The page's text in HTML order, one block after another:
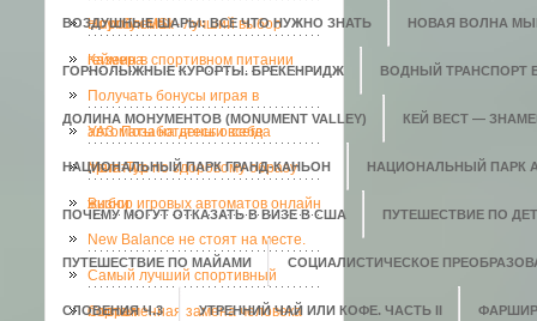
ВОЗДУШНЫЕ ШАРЫ: ВСЕ ЧТО НУЖНО ЗНАТЬ НОВАЯ ВОЛНА
ГОРНОЛЫЖНЫЕ КУРОРТЫ. БРЕКЕНРИДЖ ВОДНЫЙ ТРАНСПОРТ
ДОЛИНА МОНУМЕНТОВ (MONUMENT VALLEY) КЕЙ ВЕСТ —
НАЦИОНАЛЬНЫЙ ПАРК ГРАНД-КАНЬОН НАЦИОНАЛЬНЫЙ ПАРК
ПОЧЕМУ МОГУТ ОТКАЗАТЬ В ВИЗЕ В США ПУТЕШЕСТВИЕ ПО
ПУТЕШЕСТВИЕ ПО МАЙАМИ СОЦИАЛИСТИЧЕСКОЕ
СЛОВЕНИЯ Ч.3 УТРЕННИЙ ЧАЙ ИЛИ КОФЕ. ЧАСТЬ II
о проблемах
Ноутбук MSI - лучший выбор
геймера
Казеин в спортивном питании
Получать бонусы играя в
автоматы на деньги всегда
приятно.
УАЗ. Позаботьтесь о себе
Мега-Тур по здоровому образу
жизни
Выбор игровых автоматов онлайн
New Balance не стоят на месте.
Самый лучший спортивный
портал
Современная замена человека